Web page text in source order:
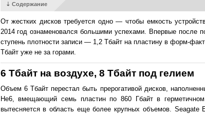
⇣ Содержание
От жестких дисков требуется одно — чтобы емкость
2014 год ознаменовался большими успехами. Впервые после
ступень плотности записи — 1,2 Тбайт на пластину в форм-
Тбайт уже не за горами.
6 Тбайт на воздухе, 8 Тбайт под гелием
Объем 6 Тбайт перестал быть прерогативой дисков,
He6, вмещающий семь пластин по 860 Гбайт в герметичном
вытесняется в область еще более крупных объемов.